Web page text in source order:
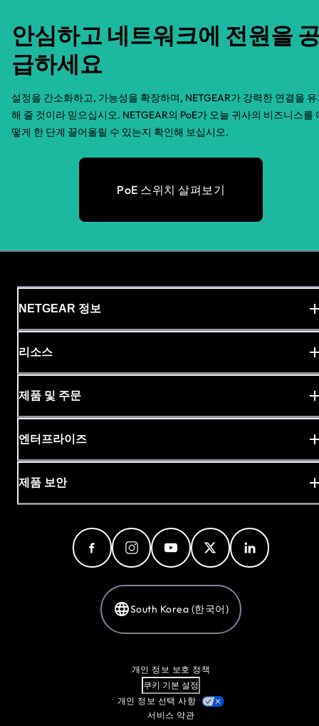
안심하고 네트워크에 전원을
급하세요
설정을 간소화하고, 가능성을 확장하며, NETGEAR가 강력한 연결을
해 줄 것이라 믿으십시오. NETGEAR의 PoE가 오늘 귀사의 비즈니스를
떻게 한 단계 끌어올릴 수 있는지 확인해 보십시오.
PoE 스위치 살펴보기
NETGEAR 정보
리소스
제품 및 주문
엔터프라이즈
제품 보안
South Korea (한국어)
개인 정보 보호 정책
쿠키 기본 설정
개인 정보 선택 사항
서비스 약관